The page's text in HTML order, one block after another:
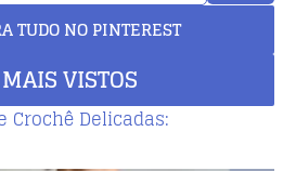
TUDO NO PINTEREST
VISTOS
Crochê Delicadas: